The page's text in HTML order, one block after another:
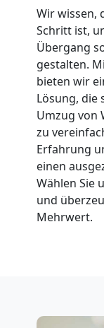
Wir wissen,
Schritt ist,
Übergang
gestalten.
bieten wir
Lösung, die
Umzug von
zu
Erfahrung
einen
Wählen Sie
und
Mehrwert.
Wiener
Wiener
Neustadt
Wiener